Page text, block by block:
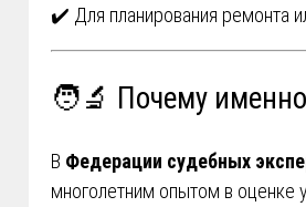
✔️ Для планирования ремонта
🧑‍🔬 Почему
В Федерации судебных
многолетним опытом в оценке